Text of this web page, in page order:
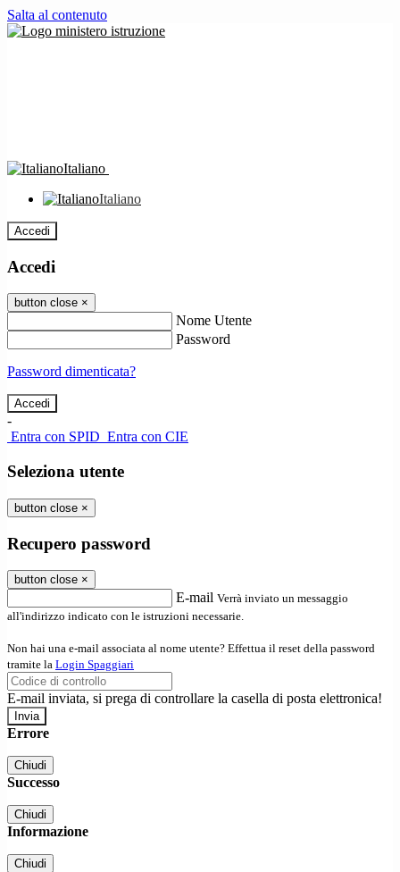
Salta al contenuto
Italiano
Italiano
Accedi
Accedi
button close ×
Nome Utente
Password
Password dimenticata?
-
Entra con SPID Entra con CIE
Seleziona utente
button close ×
Recupero password
button close ×
E-mail Verrà inviato un messaggio
all'indirizzo indicato con le istruzioni necessarie.
Non hai una e-mail associata al nome utente? Effettua il reset della password
tramite la Login Spaggiari
E-mail inviata, si prega di controllare la casella di posta elettronica!
Errore
Chiudi
Successo
Chiudi
Informazione
Chiudi